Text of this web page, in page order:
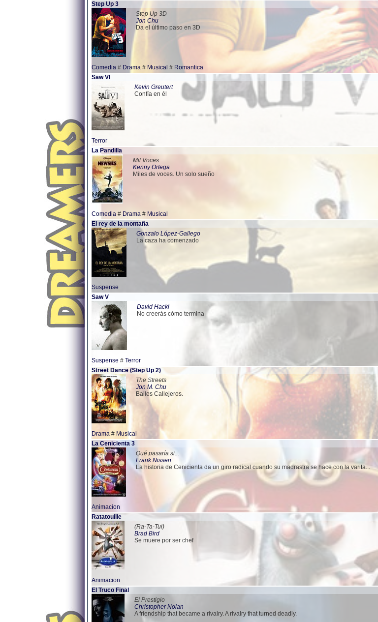
Step Up 3
Step Up 3D
Jon Chu
Da el último paso en 3D
Comedia # Drama # Musical # Romantica
Saw VI
Kevin Greutert
Confía en él
Terror
La Pandilla
Mil Voces
Kenny Ortega
Miles de voces. Un solo sueño
Comedia # Drama # Musical
El rey de la montaña
Gonzalo López-Gallego
La caza ha comenzado
Suspense
Saw V
David Hackl
No creerás cómo termina
Suspense # Terror
Street Dance (Step Up 2)
The Streets
Jon M. Chu
Bailes Callejeros.
Drama # Musical
La Cenicienta 3
Qué pasaría si...
Frank Nissen
La historia de Cenicienta da un giro radical cuando su madrastra se hace con la varita...
Animacion
Ratatouille
(Ra-Ta-Tui)
Brad Bird
Se muere por ser chef
Animacion
El Truco Final
El Prestigio
Christopher Nolan
A friendship that became a rivalry. A rivalry that turned deadly.